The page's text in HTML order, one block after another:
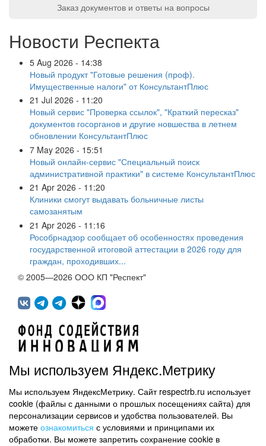
Заказ документов и ответы на вопросы
Новости Респекта
5 Aug 2026 - 14:38
Новый продукт "Готовые решения (проф).
Имущественные налоги" от КонсультантПлюс
21 Jul 2026 - 11:20
Новый сервис "Проверка ссылок", "Краткий пересказ"
документов госорганов и другие новшества в летнем
обновлении КонсультантПлюс
7 May 2026 - 15:51
Новый онлайн-сервис "Специальный поиск
административной практики" в системе КонсультантПлюс
21 Apr 2026 - 11:20
Клиники смогут выдавать больничные листы
самозанятым
21 Apr 2026 - 11:16
Рособрнадзор сообщает об особенностях проведения
государственной итоговой аттестации в 2026 году для
граждан, проходивших...
© 2005—2026 ООО КП "Респект"
450071, г.Уфа, ул. 50 лет СССР, д.48 корп.1, офис 307
(347) 291 20 70
Контактная информация
Карта сайта
Мы используем Яндекс.Метрику
Мы используем ЯндексМетрику. Сайт respectrb.ru использует
cookie (файлы с данными о прошлых посещениях сайта) для
персонализации сервисов и удобства пользователей. Вы
можете ознакомиться с условиями и принципами их
обработки. Вы можете запретить сохранение cookie в